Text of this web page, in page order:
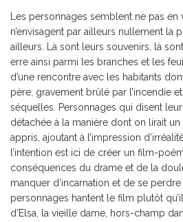
Les personnages semblent ne pas
n’envisagent par ailleurs nullement la
ailleurs. Là sont leurs souvenirs, là
erre ainsi parmi les branches et les
d’une rencontre avec les habitants
père, gravement brûlé par l’incendie
séquelles. Personnages qui disent leur
détachée à la manière dont on lirait
appris, ajoutant à l’impression
l’intention est ici de créer un film-
conséquences du drame et de la
manquer d’incarnation et de se perdre
personnages hantent le film plutôt
d’Elsa, la vieille dame, hors-champ